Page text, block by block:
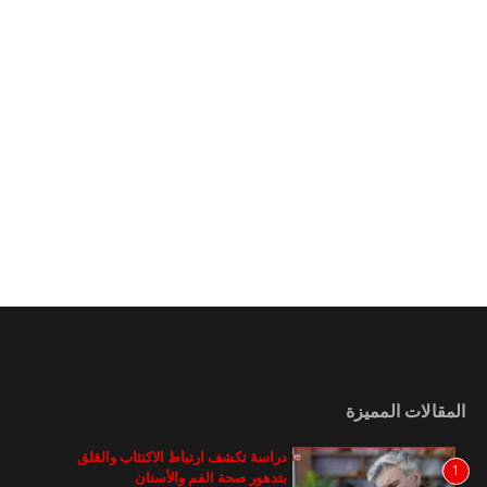
المقالات المميزة
1
دراسة تكشف ارتباط الاكتئاب والقلق
بتدهور صحة الفم والأسنان